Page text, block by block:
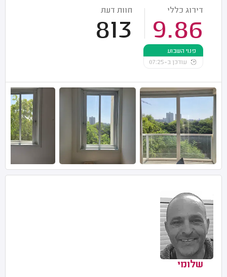
דירוג כללי
9.86
חוות דעת
813
פנוי השבוע
עודכן ב-07:25
שלומי